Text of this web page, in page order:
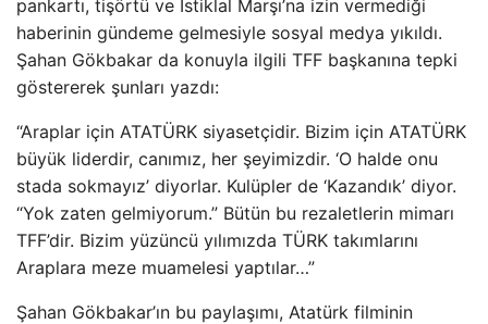
pankartı, tişörtü ve İstiklal Marşı’na izin vermediği
haberinin gündeme gelmesiyle sosyal medya yıkıldı.
Şahan Gökbakar da konuyla ilgili TFF başkanına tepki
göstererek şunları yazdı:
“Araplar için ATATÜRK siyasetçidir. Bizim için ATATÜRK
büyük liderdir, canımız, her şeyimizdir. ‘O halde onu
stada sokmayız’ diyorlar. Kulüpler de ‘Kazandık’ diyor.
“Yok zaten gelmiyorum.” Bütün bu rezaletlerin mimarı
TFF’dir. Bizim yüzüncü yılımızda TÜRK takımlarını
Araplara meze muamelesi yaptılar…”
Şahan Gökbakar’ın bu paylaşımı, Atatürk filminin